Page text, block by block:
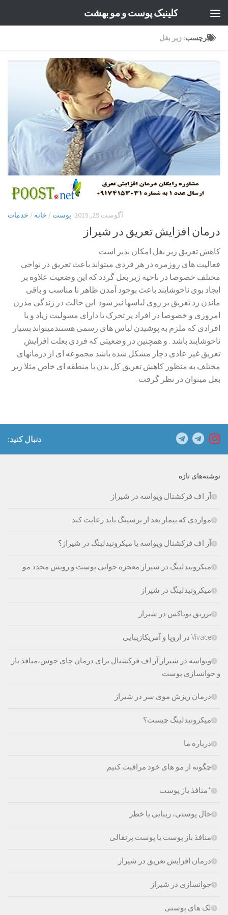
کلینیک پوست و مو بهشت
برچسب: زیر بغل
پوست / خانه / خدمات آگوست 29, 2015
درمان افزایش تعریق در شیراز
کاهش تعریق زیر بغل امکان پذیر است.
فعالیت های روزمره در هر فردی میتواند باعث تعریق در نواحی
مختلف خصوصا در ناحیه زیر بغل گردد که این وضعیت علاوه بر
ایجاد بوی ناخوشایند باعث بوجود آمدن ظاهر نا مناسب و باقی
ماندن رد تعریق بر روی لباسها نیز شود .این حالت در زندگی مدرن
امروزی و خصوصا در افراد پر تحرک یا دارای مسولیت زیاد و یا
افرادی که ملزم به پوشیدن لباس های رسمی هستندمیتواند بسیار
ناخوشایند باشد . و همچنین در وضعیتی که فردی بعلت افزایش
تعریق غیر عادی دچار مشکل شده باشد مجموعه ای از درمانهای
مختلف به منظور کاهش تعریق کل بدن یا منطقه ای خاص مثلا زیر
بغل میتوان در نظر گرفت .
دنبال کنید:
نوشته‌های تازه
آر اف فرکشنال ویواسه در شیراز
مواردی که بیمار بعد از پرسینگ باید رعایت کند
آر اف فرکشنال ویواسه یا میکرونیدلینگ در شیراز؟
میکرونیدلینگ در شیراز:معجزه جوانی پوست و رویش مجدد مو
میکرونیدلینگ در شیراز
تزریق بوتاکس در شیراز
Vivace در اروپا و آمریکازیبایی
ویواسه در شیراز|آر اف فرکشنال برای درمان جای جوش،منافذ باز
و جوانسازی پوست
درمان ریزش موی سر در شیراز
میکرونیدلینگ چیست؟
درباره ما
چگونه از مو های خود مراقبت کنیم
*منافذ باز پوست
خال پوستی، زیبایی یا خطر
منافذ باز پوست یا پوست پرتقالی
درمان افزایش تعریق در شیراز
جوانسازی در شیراز
لک های پوستی